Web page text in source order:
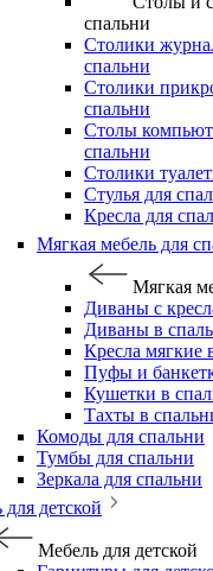
спальни
Столики
спальни
Столики
спальни
Столы
спальни
Столики
Стулья для
Кресла для
Мягкая мебель для
Мягкая
Диваны с
Диваны в
Кресла мягкие
Пуфы и
Кушетки в
Тахты в
Комоды для спальни
Тумбы для спальни
Зеркала для спальни
детской
Мебель для детской